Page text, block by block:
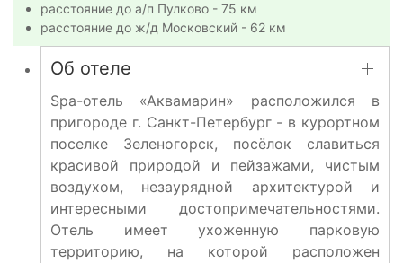
расстояние до а/п Пулково - 75 км
расстояние до ж/д Московский - 62 км
Об отеле
Spa-отель «Аквамарин» расположился в
пригороде г. Санкт-Петербург - в курортном
поселке Зеленогорск, посёлок славиться
красивой природой и пейзажами, чистым
воздухом, незаурядной архитектурой и
интересными достопримечательностями.
Отель имеет ухоженную парковую
территорию, на которой расположен